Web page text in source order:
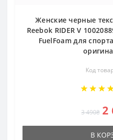
Женские черные
Reebok RIDER V
FuelFoam для
Код
3 490₴ 2
В